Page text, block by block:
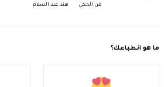
فن الحكي
هند عبد السلام
ما هو انطباعك؟